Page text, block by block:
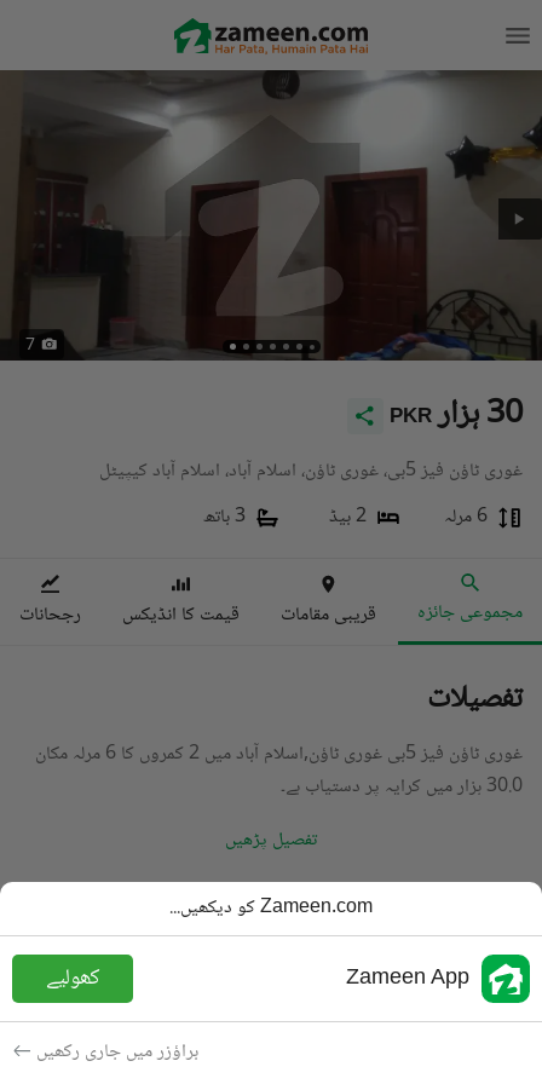
7
PKR 30 ہزار
غوری ٹاؤن فیز 5بی، غوری ٹاؤن، اسلام آباد، اسلام آباد کیپیٹل
6 مرلہ
2 بیڈ 3 باتھ
مجموعی جائزہ قریبی مقامات قیمت کا انڈیکس رجحانات
تفصیلات
غوری ٹاؤن فیز 5بی غوری ٹاؤن,اسلام آباد میں 2 کمروں کا 6 مرلہ مکان
30.0 ہزار میں کرایہ پر دستیاب ہے۔
تفصیل پڑھیں
مکان
قیمت
PKR
30 ہزار
باتھ
رقبہ
6 مرلہ
کرایہ پر دستیاب
Zameen.com کو دیکھیں...
Zameen App کھولیے
براؤزر میں جاری رکھیں